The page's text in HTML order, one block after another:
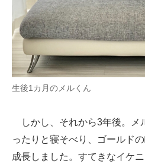
生後1カ月のメルくん
しかし、それから3年後。メ
ったりと寝そべり、ゴールド
成長しました。すてきなイケ